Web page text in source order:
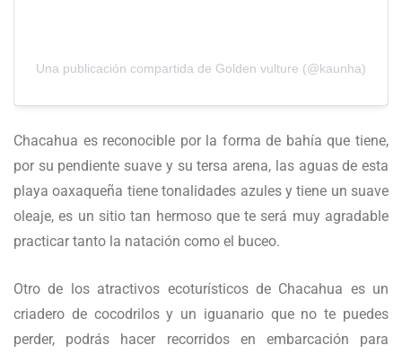
Una publicación compartida de Golden vulture (@kaunha)
Chacahua es reconocible por la forma de bahía que tiene,
por su pendiente suave y su tersa arena, las aguas de esta
playa oaxaqueña tiene tonalidades azules y tiene un suave
oleaje, es un sitio tan hermoso que te será muy agradable
practicar tanto la natación como el buceo.
Otro de los atractivos ecoturísticos de Chacahua es un
criadero de cocodrilos y un iguanario que no te puedes
perder, podrás hacer recorridos en embarcación para